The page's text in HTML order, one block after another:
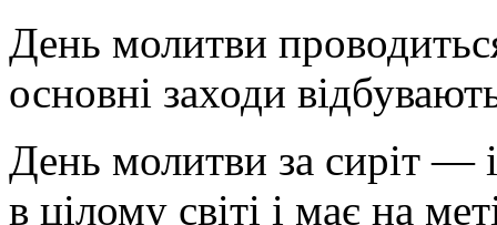
День молитви
основні заходи
День молитви за сиріт —
в цілому світі і має на